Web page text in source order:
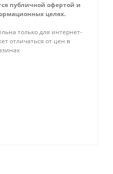
публичной офертой и
целях.
только для интернет-
отличаться от цен в